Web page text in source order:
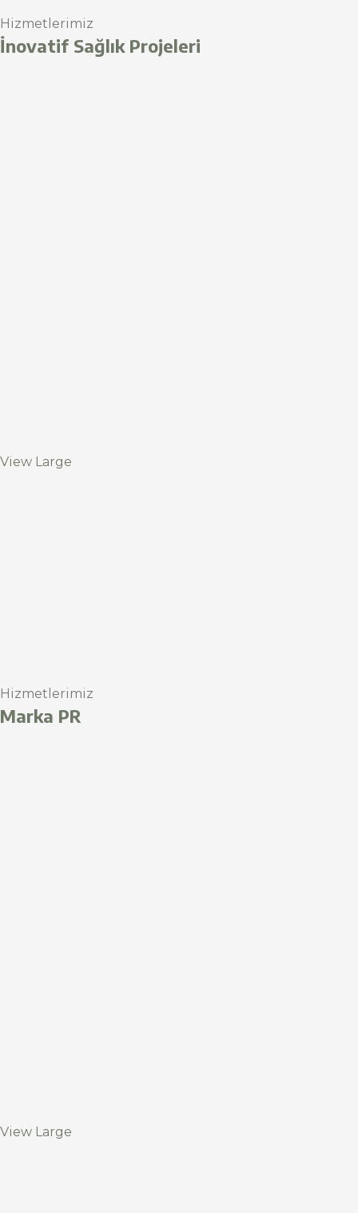
Hizmetlerimiz
İnovatif Sağlık Projeleri
View Large
Hizmetlerimiz
Marka PR
View Large